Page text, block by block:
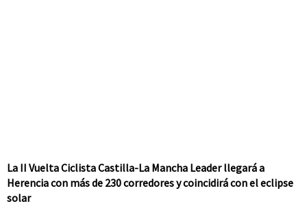
La II Vuelta Ciclista Castilla-La Mancha Leader llegará a
Herencia con más de 230 corredores y coincidirá con el eclipse
solar